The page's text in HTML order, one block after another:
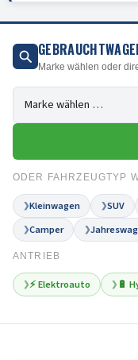
Marke wählen oder
ODER FAHRZEUGTYP
❯Kleinwagen ❯SUV
❯Camper ❯
ANTRIEB
❯⚡ Elektroauto ❯ 🔋